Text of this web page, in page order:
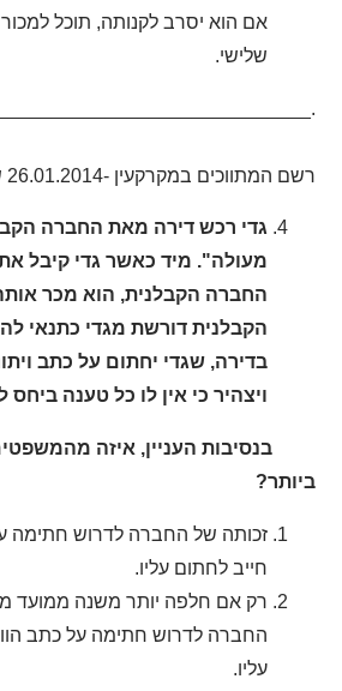
אם הוא יסרב לקנותה, תוכל
שלישי.
רשם המתווכים במקרקעין -26.01.2014 שאלון מספר 00001
גדי רכש דירה מאת החברה
מעולה". מיד כאשר גדי קיבל
החברה הקבלנית, הוא מכר
הקבלנית דורשת מגדי כתנאי
בדירה, שגדי יחתום על כתב
ויצהיר כי אין לו כל טענה
בנסיבות העניין, איזה
ביותר?
זכותה של החברה לדרוש חתימה
חייב לחתום עליו.
רק אם חלפה יותר משנה ממועד
החברה לדרוש חתימה על כתב
עליו.